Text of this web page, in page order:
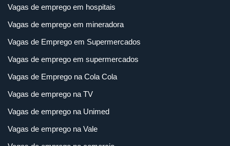
Vagas de emprego em hospitais
Vagas de emprego em mineradora
Vagas de Emprego em Supermercados
Vagas de emprego em supermercados
Vagas de Emprego na Cola Cola
Vagas de emprego na TV
Vagas de emprego na Unimed
Vagas de emprego na Vale